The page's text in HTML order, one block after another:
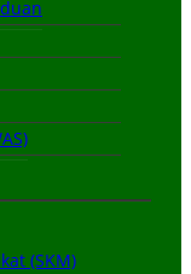
(SKM)